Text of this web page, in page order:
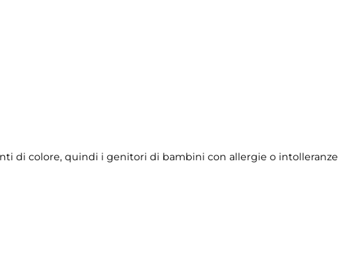
di colore, quindi i genitori di bambini con allergie o intolleranze